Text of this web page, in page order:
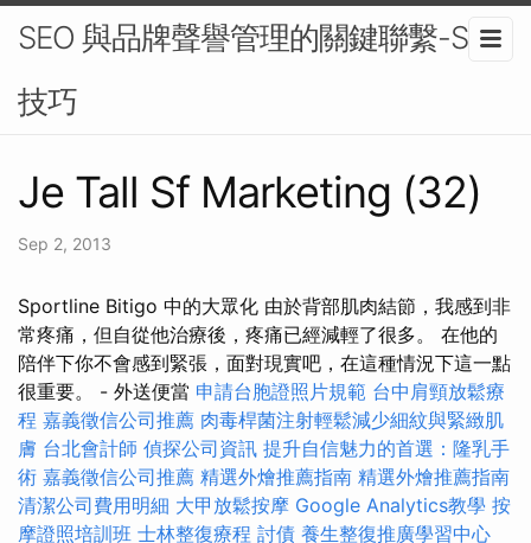
SEO 與品牌聲譽管理的關鍵聯繫-SEO
技巧
Je Tall Sf Marketing (32)
Sep 2, 2013
Sportline Bitigo 中的大眾化 由於背部肌肉結節，我感到非
常疼痛，但自從他治療後，疼痛已經減輕了很多。 在他的
陪伴下你不會感到緊張，面對現實吧，在這種情況下這一點
很重要。 - 外送便當 申請台胞證照片規範 台中肩頸放鬆療
程 嘉義徵信公司推薦 肉毒桿菌注射輕鬆減少細紋與緊緻肌
膚 台北會計師 偵探公司資訊 提升自信魅力的首選：隆乳手
術 嘉義徵信公司推薦 精選外燴推薦指南 精選外燴推薦指南
清潔公司費用明細 大甲放鬆按摩 Google Analytics教學 按
摩證照培訓班 士林整復療程 討債 養生整復推廣學習中心